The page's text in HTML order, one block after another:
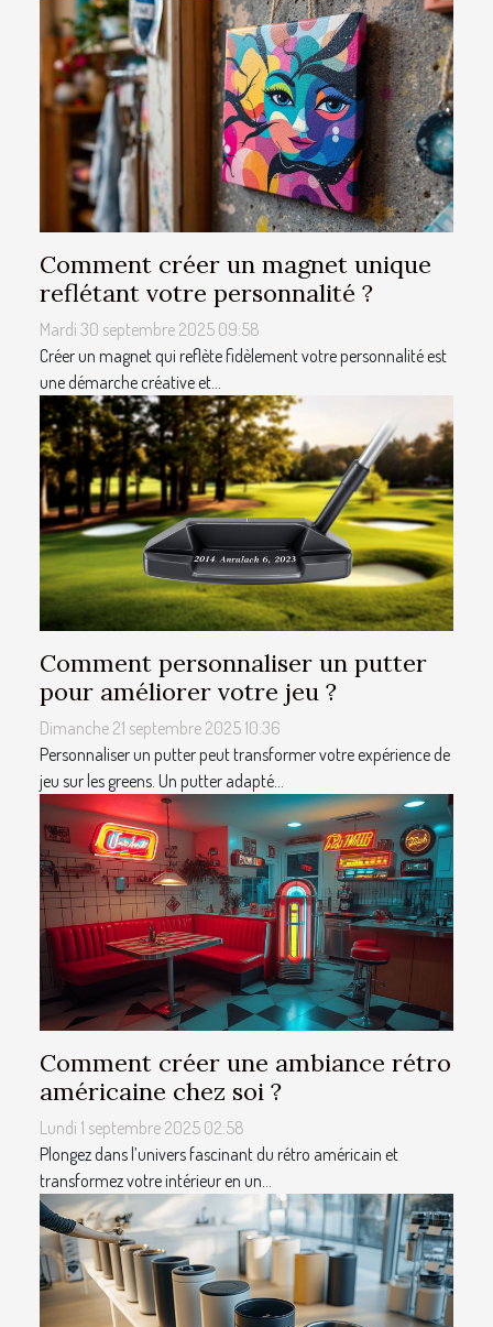
Comment créer un magnet unique
reflétant votre personnalité ?
Mardi 30 septembre 2025 09:58
Créer un magnet qui reflète fidèlement votre personnalité est
une démarche créative et...
Comment personnaliser un putter
pour améliorer votre jeu ?
Dimanche 21 septembre 2025 10:36
Personnaliser un putter peut transformer votre expérience de
jeu sur les greens. Un putter adapté...
Comment créer une ambiance rétro
américaine chez soi ?
Lundi 1 septembre 2025 02:58
Plongez dans l’univers fascinant du rétro américain et
transformez votre intérieur en un...